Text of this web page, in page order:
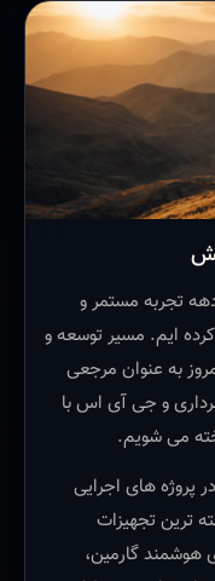
تجربه مستمر و
را آغاز کرده ایم. مسیر توسعه و
به عنوان مرجعی
و جی آی اس با
می شویم.
پروژه های اجرایی
ترین تجهیزات
گارمین،